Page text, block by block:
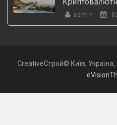
admin
CreativeСтрой© Київ, Україна,